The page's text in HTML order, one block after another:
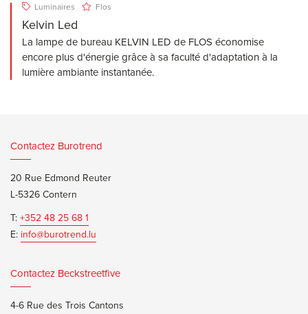
Luminaires Flos
Kelvin Led
La lampe de bureau KELVIN LED de FLOS économise
encore plus d'énergie grâce à sa faculté d'adaptation à la
lumière ambiante instantanée.
Contactez Burotrend
20 Rue Edmond Reuter
L-5326 Contern
T:+352 48 25 68 1
E: info@burotrend.lu
Contactez Beckstreetfive
4-6 Rue des Trois Cantons